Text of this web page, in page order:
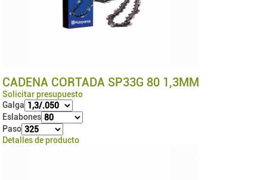
CADENA CORTADA SP33G 80 1,3MM
Solicitar presupuesto
Galga
Eslabones
Paso
Detalles de producto